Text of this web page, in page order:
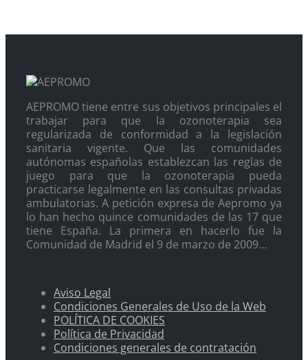
AEPROMO tiene entre sus objetivos principales el
trabajar para que la ozonoterapia sea
regularizada de conformidad a la legislación
sanitaria vigente. Que las comunidades
autónomas españolas establezcan las reglas de
juego para que la ozonoterapia pueda
practicarse legalmente en las consultas privadas
ambulatorias. A petición expresa de Aepromo ya
lo han hecho quince comunidades de las 17 que
tiene España. La primera en hacerlo fue la
Comunidad de Madrid el 9 de marzo de 2009…
Aviso Legal
Condiciones Generales de Uso de la Web
POLÍTICA DE COOKIES
Política de Privacidad
Condiciones generales de contratación